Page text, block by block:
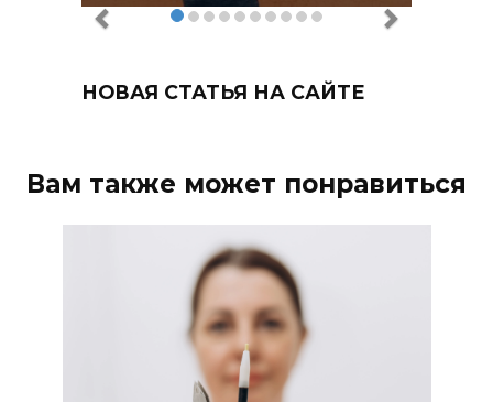
НОВАЯ СТАТЬЯ НА САЙТЕ
Вам также может понравиться